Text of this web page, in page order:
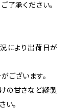
了承ください。
により出荷日が
ございます。
の甘さなど縫製
い。